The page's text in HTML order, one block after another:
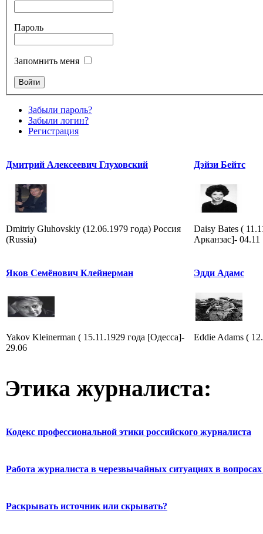
Пароль
Запомнить меня
Забыли пароль?
Забыли логин?
Регистрация
Дмитрий Алексеевич Глуховский
Dmitriy Gluhovskiy (12.06.1979 года) Россия
(Russia)
Дэйзи Бейтс
Daisy Bates (
Арканзас]- 04.11
Яков Семёнович Клейнерман
Yakov Kleinerman ( 15.11.1929 года [Одесса]-
29.06
Эдди Адамс
Eddie Adams (
Этика журналиста:
Кодекс профессиональной этики российского журналиста
Работа журналиста в черезвычайных ситуациях в вопросах
Раскрывать источник или скрывать?